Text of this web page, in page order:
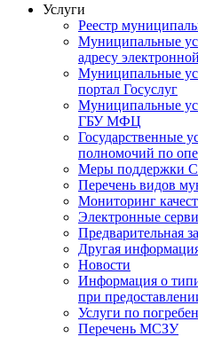
Услуги
Реестр
Муниципальные
адресу
Муниципальные
портал Госуслуг
Муниципальные
ГБУ МФЦ
Государственные
полномочий по
Меры поддержки
Перечень видов
Мониторинг
Электронные
Предварительная
Другая
Новости
Информация о
при
Услуги по
Перечень МСЗУ